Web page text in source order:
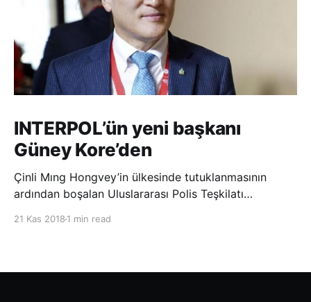
INTERPOL’ün yeni başkanı
Güney Kore’den
Çinli Mıng Hongvey’in ülkesinde tutuklanmasının
ardından boşalan Uluslararası Polis Teşkilatı
21 Kas 2018 1 min read